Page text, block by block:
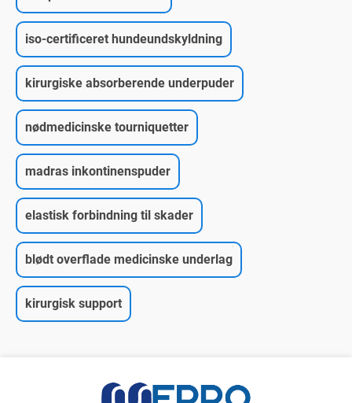
iso-certificeret hundeundskyldning
kirurgiske absorberende underpuder
nødmedicinske tourniquetter
madras inkontinenspuder
elastisk forbindning til skader
blødt overflade medicinske underlag
kirurgisk support